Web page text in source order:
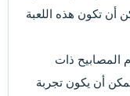
أن تكون هذه اللعبة
المصابيح ذات
أن يكون تجربة